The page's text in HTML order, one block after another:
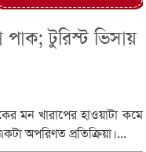
টুরিস্ট ভিসায়
মন খারাপের হাওয়াটা কমে
অপরিণত প্রতিক্রিয়া।...